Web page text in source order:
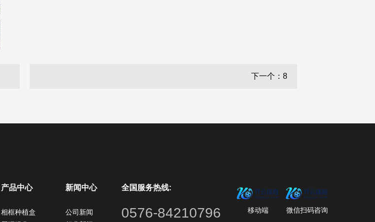
下一个：8
产品中心
相框种植盒
新闻中心
公司新闻
全国服务热线:
0576-84210796 移动端 微信扫码咨询